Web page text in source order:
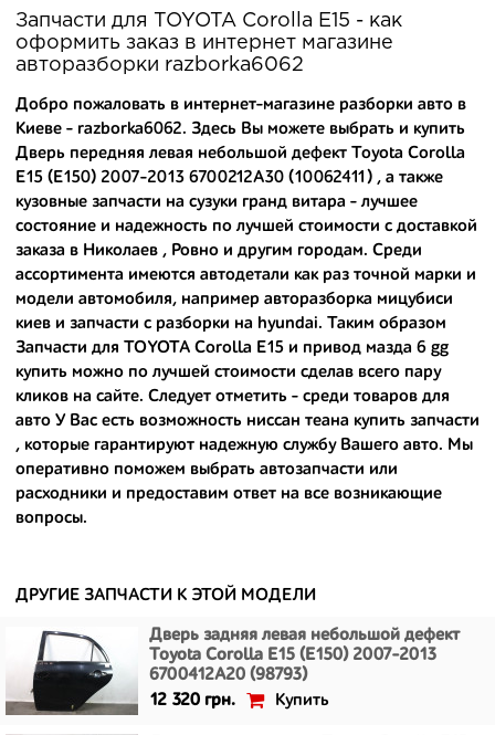
производителя.
Вашему вниманию предлагаем широкий ассортимент
автозапчастей дляTOYOTA Corolla E15 (E150) 2007-2013
популярных марок. Мы продаем оригинальные и
высококачественные запчасти, отказываясь от контрафактных
аналогов.
Многие наши оптовые клиенты рекомендуют именно нашу
разборку как надежного и проверенного продавца. Если вам
требуется приобрести оптовую партию деталей для японских
автомобилей, то консультанты нашего интернет-магазина
подберут вам товар и укомплектуют партию. Также мы поможем с
правильным выбором по каталогу автозапчастей.
Купить комплектующие для авто с разборки – хорошее решение.
Ведь наши запчасти:
- доступные по цене;
- сняты только с автомобилей, которые ездили по превосходным
европейским и японским дорогам;
- имеют большой запас прочности и невыробатанный ресурс, и
долго прослужат вам.
Запчасти для TOYOTA Corolla E15 - как
оформить заказ в интернет магазине
авторазборки razborka6062
Добро пожаловать в интернет-магазине разборки авто в
Киеве - razborka6062. Здесь Вы можете выбрать и купить
Дверь передняя левая небольшой дефект Toyota Corolla
E15 (E150) 2007-2013 6700212A30 (10062411) , а также
кузовные запчасти на сузуки гранд витара - лучшее
состояние и надежность по лучшей стоимости с доставкой
заказа в Николаев , Ровно и другим городам. Среди
ассортимента имеются автодетали как раз точной марки и
модели автомобиля, например авторазборка мицубиси
киев и запчасти с разборки на hyundai. Таким образом
Запчасти для TOYOTA Corolla E15 и привод мазда 6 gg
купить можно по лучшей стоимости сделав всего пару
кликов на сайте. Следует отметить - среди товаров для
авто У Вас есть возможность ниссан теана купить запчасти
, которые гарантируют надежную службу Вашего авто. Мы
оперативно поможем выбрать автозапчасти или
расходники и предоставим ответ на все возникающие
вопросы.
ДРУГИЕ ЗАПЧАСТИ К ЭТОЙ МОДЕЛИ
Дверь задняя левая небольшой дефект
Toyota Corolla E15 (E150) 2007-2013
6700412A20 (98793)
12 320 грн.
Купить